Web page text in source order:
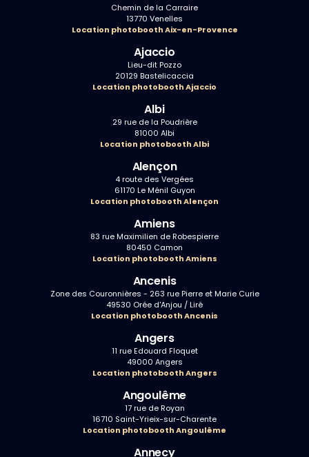
Chemin de la Carraire
13770 Venelles
Location photobooth Aix-en-Provence
Ajaccio
Lieu-dit Pozzo
20129 Bastelicaccia
Location photobooth Ajaccio
Albi
29 rue de la Poudrière
81000 Albi
Location photobooth Albi
Alençon
4 route des Vergées
61170 Le Ménil Guyon
Location photobooth Alençon
Amiens
83 rue Maximilien de Robespierre
80450 Camon
Location photobooth Amiens
Ancenis
Zone des Couronnières - 263 rue Pierre et Marie Curie
49530 Orée d'Anjou / Liré
Location photobooth Ancenis
Angers
11 rue Edouard Floquet
49000 Angers
Location photobooth Angers
Angoulême
17 rue de Royan
16710 Saint-Yrieix-sur-Charente
Location photobooth Angoulême
Annecy